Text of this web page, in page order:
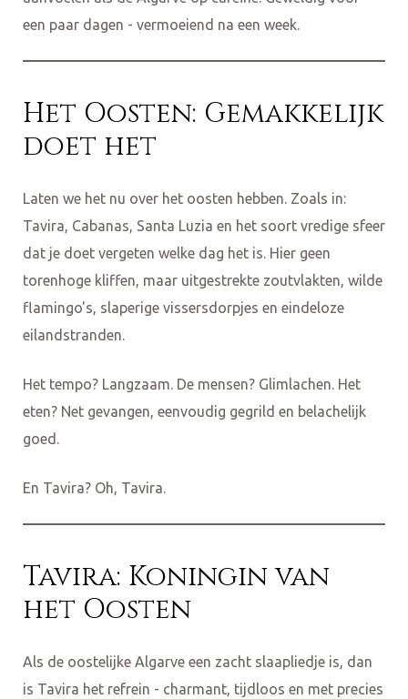
een paar dagen - vermoeiend na een week.
Het Oosten: Gemakkelijk
doet het
Laten we het nu over het oosten hebben. Zoals in:
Tavira, Cabanas, Santa Luzia en het soort vredige sfeer
dat je doet vergeten welke dag het is. Hier geen
torenhoge kliffen, maar uitgestrekte zoutvlakten, wilde
flamingo's, slaperige vissersdorpjes en eindeloze
eilandstranden.
Het tempo? Langzaam. De mensen? Glimlachen. Het
eten? Net gevangen, eenvoudig gegrild en belachelijk
goed.
En Tavira? Oh, Tavira.
Tavira: Koningin van
het Oosten
Als de oostelijke Algarve een zacht slaapliedje is, dan
is Tavira het refrein - charmant, tijdloos en met precies